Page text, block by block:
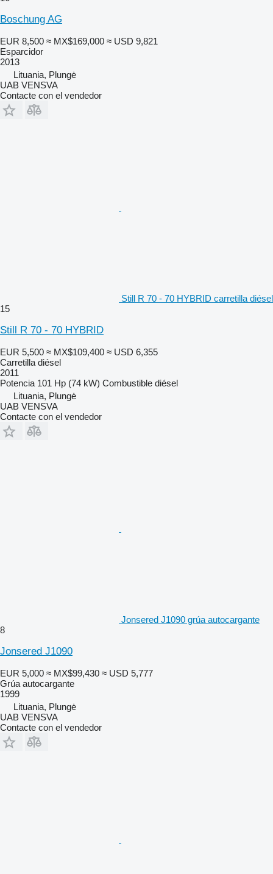
Boschung AG
EUR 8,500 ≈ MX$169,000 ≈ USD 9,821
Esparcidor
2013
Lituania, Plungė
UAB VENSVA
Contacte con el vendedor
Still R 70 - 70 HYBRID carretilla diésel
15
Still R 70 - 70 HYBRID
EUR 5,500 ≈ MX$109,400 ≈ USD 6,355
Carretilla diésel
2011
Potencia 101 Hp (74 kW) Combustible diésel
Lituania, Plungė
UAB VENSVA
Contacte con el vendedor
Jonsered J1090 grúa autocargante
8
Jonsered J1090
EUR 5,000 ≈ MX$99,430 ≈ USD 5,777
Grúa autocargante
1999
Lituania, Plungė
UAB VENSVA
Contacte con el vendedor